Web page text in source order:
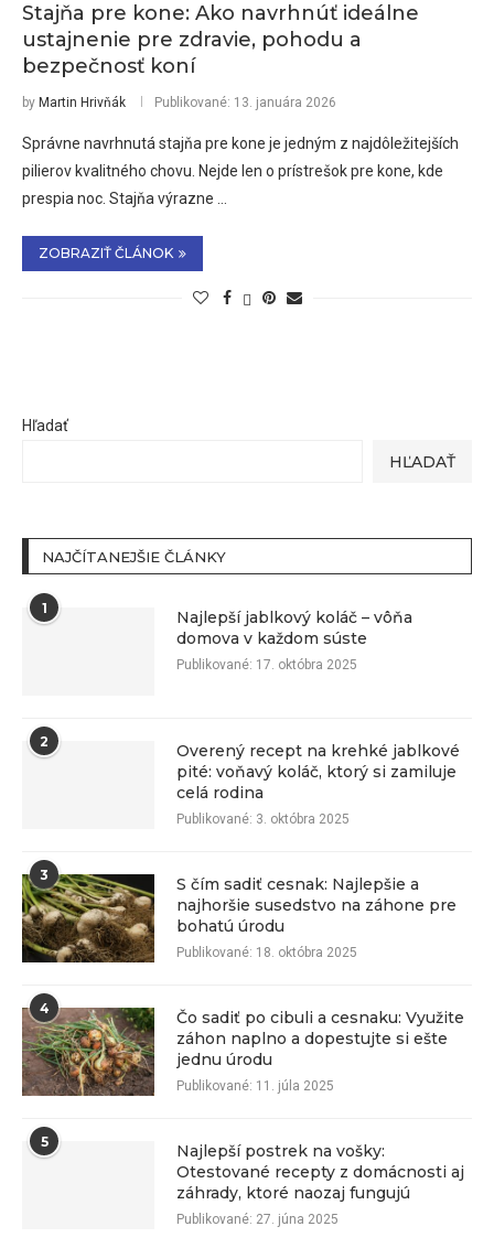
Stajňa pre kone: Ako navrhnúť ideálne
ustajnenie pre zdravie, pohodu a
bezpečnosť koní
by Martin Hrivňák Publikované: 13. januára 2026
Správne navrhnutá stajňa pre kone je jedným z najdôležitejších
pilierov kvalitného chovu. Nejde len o prístrešok pre kone, kde
prespia noc. Stajňa výrazne …
ZOBRAZIŤ ČLÁNOK
Hľadať
HĽADAŤ
NAJČÍTANEJŠIE ČLÁNKY
1
Najlepší jablkový koláč – vôňa
domova v každom súste
Publikované: 17. októbra 2025
2
Overený recept na krehké jablkové
pité: voňavý koláč, ktorý si zamiluje
celá rodina
Publikované: 3. októbra 2025
3
S čím sadiť cesnak: Najlepšie a
najhoršie susedstvo na záhone pre
bohatú úrodu
Publikované: 18. októbra 2025
4
Čo sadiť po cibuli a cesnaku: Využite
záhon naplno a dopestujte si ešte
jednu úrodu
Publikované: 11. júla 2025
5
Najlepší postrek na vošky:
Otestované recepty z domácnosti aj
záhrady, ktoré naozaj fungujú
Publikované: 27. júna 2025